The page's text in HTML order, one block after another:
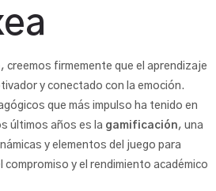
, creemos firmemente que el aprendizaje
y conectado con la emoción.
que más impulso ha tenido en
últimos años es la gamificación, una
y elementos del juego para
y el rendimiento académico